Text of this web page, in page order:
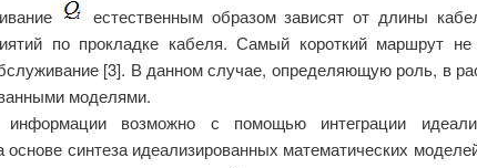
естественным образом зависят от длины
по прокладке кабеля. Самый короткий маршрут
[3]. В данном случае, определяющую роль, в
моделями.
возможно с помощью интеграции
синтеза идеализированных математических